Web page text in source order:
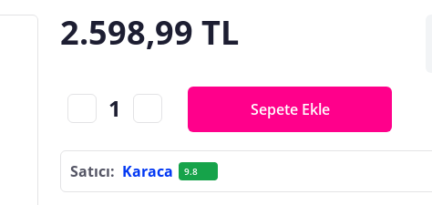
2.598,99 TL
Sepete Ekle
Satıcı: Karaca 9.8